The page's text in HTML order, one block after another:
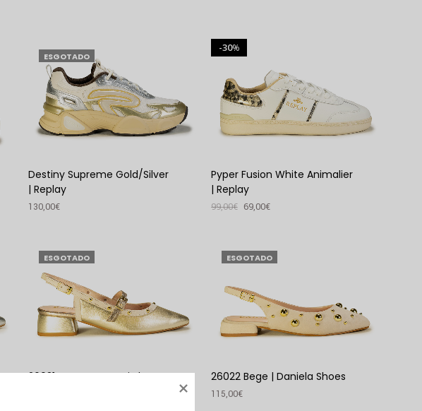
ESGOTADO
Destiny Supreme Gold/Silver
| Replay
130,00€
%
30
Pyper Fusion White Animalier
| Replay
99,00€ 69,00€
ESGOTADO
26031 Ouro Bege Onix |
ESGOTADO
26022 Bege | Daniela Shoes
115,00€